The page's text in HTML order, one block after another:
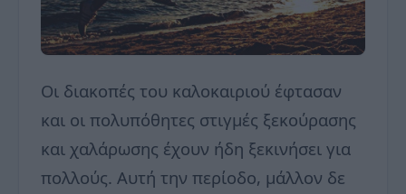
Οι διακοπές του καλοκαιριού έφτασαν
και οι πολυπόθητες στιγμές ξεκούρασης
και χαλάρωσης έχουν ήδη ξεκινήσει για
πολλούς. Αυτή την περίοδο, μάλλον δε